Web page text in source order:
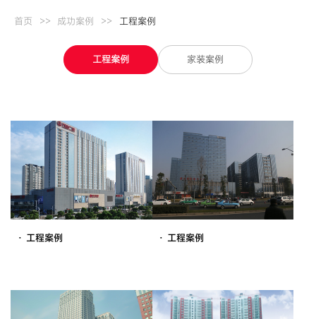
首页 >> 成功案例 >> 工程案例
工程案例 家装案例
· 工程案例 · 工程案例